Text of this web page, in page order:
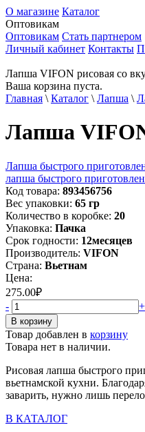
О магазине Каталог
Оптовикам
Оптовикам Стать партнером
Личный кабинет Контакты
Лапша VIFON рисовая со
Ваша корзина пуста.
Главная \ Каталог \ Лапша \
Лапша VIFON
Лапша быстрого
лапша быстрого
Код товара: 893456756
Вес упаковки: 65 гр
Количество в коробке: 20
Упаковка: Пачка
Срок годности: 12месяцев
Производитель: VIFON
Страна: Вьетнам
Цена:
275.00₽
-
+
Товар добавлен в корзину
Товара нет в наличии.
Рисовая лапша быстрого
вьетнамской кухни.
заварить, нужно лишь
В КАТАЛОГ